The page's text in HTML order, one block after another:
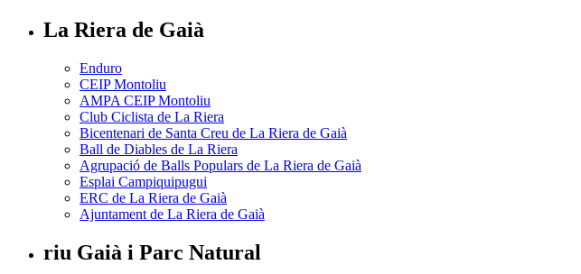
La Riera de Gaià
Enduro
CEIP Montoliu
AMPA CEIP Montoliu
Club Ciclista de La Riera
Bicentenari de Santa Creu de La Riera de Gaià
Ball de Diables de La Riera
Agrupació de Balls Populars de La Riera de Gaià
Esplai Campiquipugui
ERC de La Riera de Gaià
Ajuntament de La Riera de Gaià
riu Gaià i Parc Natural